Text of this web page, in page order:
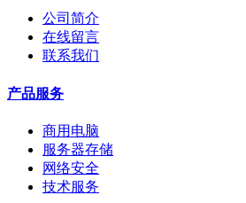
公司简介
在线留言
联系我们
产品服务
商用电脑
服务器存储
网络安全
技术服务